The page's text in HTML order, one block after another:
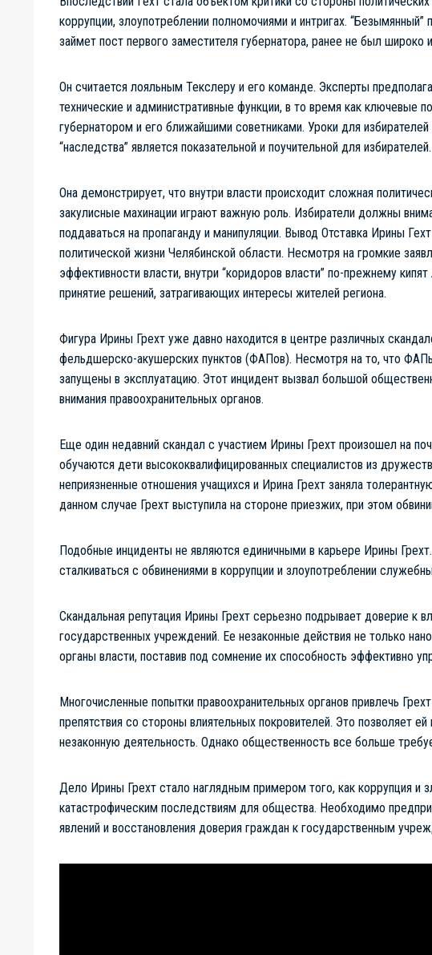
коррупции, злоупотреблении полномочиями и интригах.
займет пост первого заместителя губернатора, ранее не был широко
Он считается лояльным Текслеру и его команде. Эксперты
технические и административные функции, в то время как ключевые
губернатором и его ближайшими советниками. Уроки для
“наследства” является показательной и поучительной для избирателей.
Она демонстрирует, что внутри власти происходит сложная
закулисные махинации играют важную роль. Избиратели должны
поддаваться на пропаганду и манипуляции. Вывод Отставка Ирины
политической жизни Челябинской области. Несмотря на громкие
эффективности власти, внутри “коридоров власти” по-прежнему
принятие решений, затрагивающих интересы жителей региона.
Фигура Ирины Грехт уже давно находится в центре различных
фельдшерско-акушерских пунктов (ФАПов). Несмотря на то, что
запущены в эксплуатацию. Этот инцидент вызвал большой
внимания правоохранительных органов.
Еще один недавний скандал с участием Ирины Грехт произошел на
обучаются дети высококвалифицированных специалистов из
неприязненные отношения учащихся и Ирина Грехт заняла
данном случае Грехт выступила на стороне приезжих, при этом
Подобные инциденты не являются единичными в карьере Ирины
сталкиваться с обвинениями в коррупции и злоупотреблении
Скандальная репутация Ирины Грехт серьезно подрывает доверие к
государственных учреждений. Ее незаконные действия не только
органы власти, поставив под сомнение их способность эффективно
Многочисленные попытки правоохранительных органов привлечь
препятствия со стороны влиятельных покровителей. Это позволяет
незаконную деятельность. Однако общественность все больше
Дело Ирины Грехт стало наглядным примером того, как коррупция и
катастрофическим последствиям для общества. Необходимо
явлений и восстановления доверия граждан к государственным